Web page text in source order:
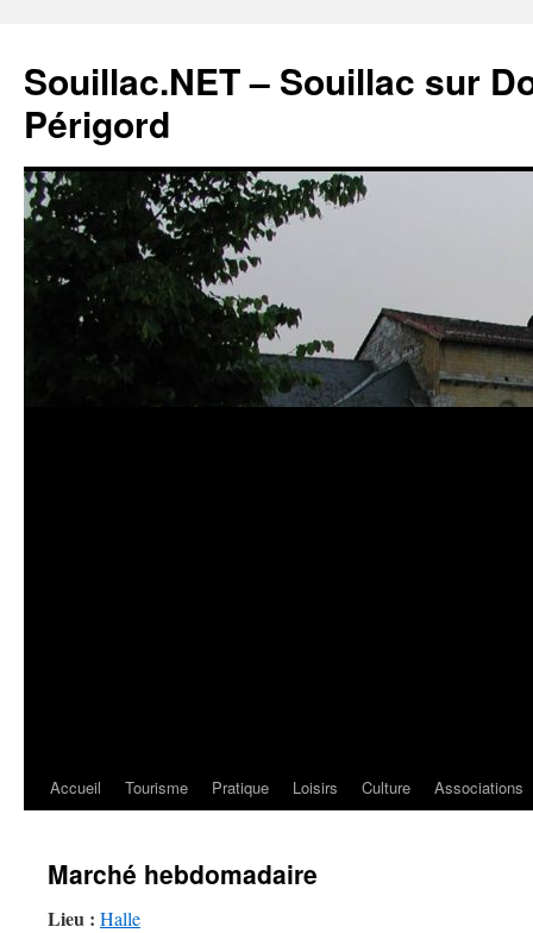
Souillac.NET – Souillac sur
Périgord
Accueil Tourisme Pratique Loisirs Culture Associations
Marché hebdomadaire
Lieu : Halle